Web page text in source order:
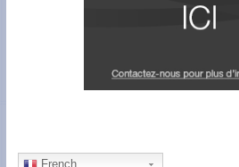
French